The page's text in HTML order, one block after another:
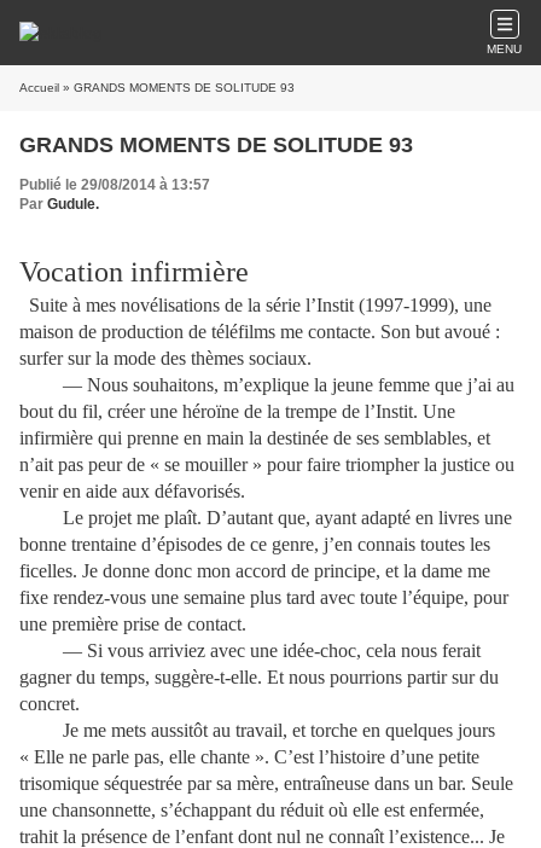
MENU
Accueil » GRANDS MOMENTS DE SOLITUDE 93
GRANDS MOMENTS DE SOLITUDE 93
Publié le 29/08/2014 à 13:57
Par Gudule.
Vocation infirmière
Suite à mes novélisations de la série l’Instit (1997-1999), une
maison de production de téléfilms me contacte. Son but avoué :
surfer sur la mode des thèmes sociaux.
— Nous souhaitons, m’explique la jeune femme que j’ai au
bout du fil, créer une héroïne de la trempe de l’Instit. Une
infirmière qui prenne en main la destinée de ses semblables, et
n’ait pas peur de « se mouiller » pour faire triompher la justice ou
venir en aide aux défavorisés.
Le projet me plaît. D’autant que, ayant adapté en livres une
bonne trentaine d’épisodes de ce genre, j’en connais toutes les
ficelles. Je donne donc mon accord de principe, et la dame me
fixe rendez-vous une semaine plus tard avec toute l’équipe, pour
une première prise de contact.
— Si vous arriviez avec une idée-choc, cela nous ferait
gagner du temps, suggère-t-elle. Et nous pourrions partir sur du
concret.
Je me mets aussitôt au travail, et torche en quelques jours
« Elle ne parle pas, elle chante ». C’est l’histoire d’une petite
trisomique séquestrée par sa mère, entraîneuse dans un bar. Seule
une chansonnette, s’échappant du réduit où elle est enfermée,
trahit la présence de l’enfant dont nul ne connaît l’existence... Je